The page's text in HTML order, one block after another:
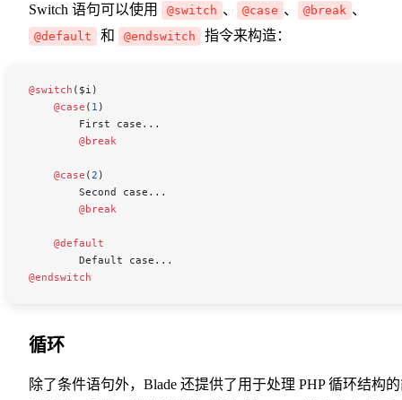
Switch 语句可以使用 @switch 、 @case 、 @break 、
@default 和 @endswitch 指令来构造：
@switch ( $i )
    @case
( 1 )
        First case...
        @break
    @case
(2 )
        Second case...
        @break
    @default
        Default case...
@endswitch
循环
除了条件语句外，Blade 还提供了用于处理 PHP 循环结构